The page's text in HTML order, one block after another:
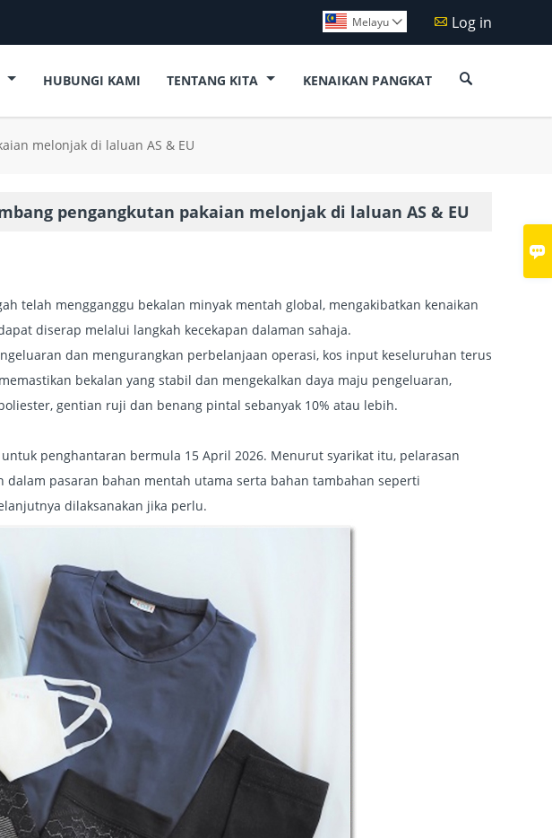

 Log in
Melayu 
HUBUNGI KAMI TENTANG KITA KENAIKAN PANGKAT 
melonjak di laluan AS & EU
pengangkutan pakaian melonjak di laluan AS & EU
telah mengganggu bekalan minyak mentah global, mengakibatkan kenaikan
diserap melalui langkah kecekapan dalaman sahaja.
dan mengurangkan perbelanjaan operasi, kos input keseluruhan terus
bekalan yang stabil dan mengekalkan daya maju pengeluaran,
gentian ruji dan benang pintal sebanyak 10% atau lebih.
penghantaran bermula 15 April 2026. Menurut syarikat itu, pelarasan
pasaran bahan mentah utama serta bahan tambahan seperti
dilaksanakan jika perlu.